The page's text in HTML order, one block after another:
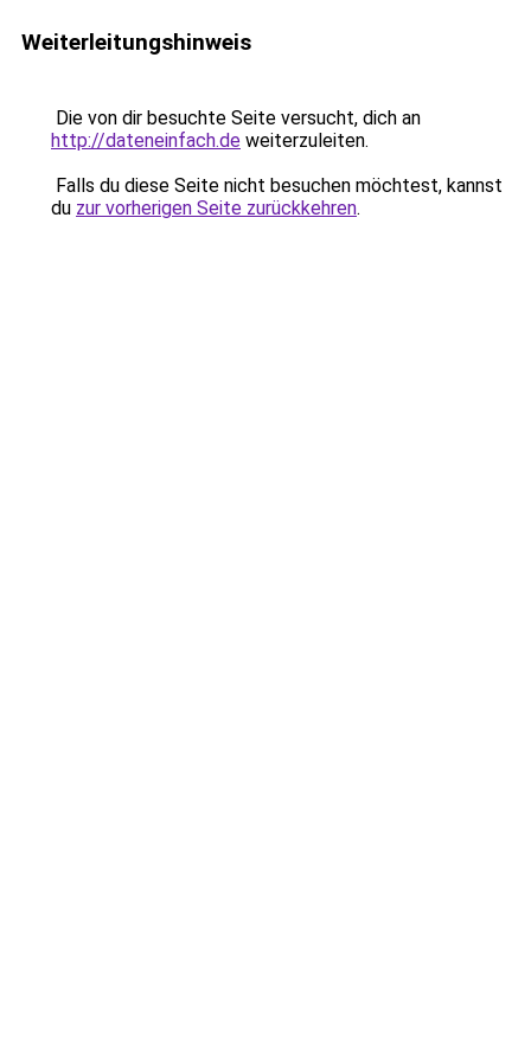
Weiterleitungshinweis
Die von dir besuchte Seite versucht, dich an
http://dateneinfach.de weiterzuleiten.
Falls du diese Seite nicht besuchen möchtest, kannst
du zur vorherigen Seite zurückkehren.